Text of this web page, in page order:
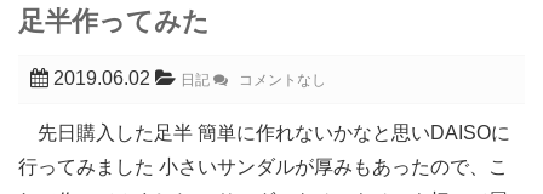
足半作ってみた
2019.06.02 日記 コメントなし
先日購入した足半 簡単に作れないかなと思いDAISOに
行ってみました 小さいサンダルが厚みもあったので、こ